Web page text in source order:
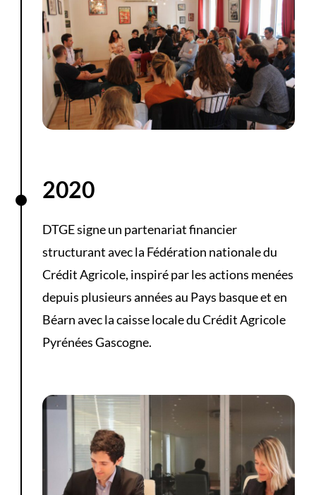
2020
DTGE signe un partenariat financier
structurant avec la Fédération nationale du
Crédit Agricole, inspiré par les actions menées
depuis plusieurs années au Pays basque et en
Béarn avec la caisse locale du Crédit Agricole
Pyrénées Gascogne.